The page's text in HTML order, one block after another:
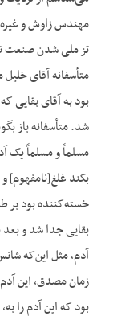
مهندس زاوش و
تز ملی شدن صنعت
متأسفانه آقای
بود به آقای
شد. متأسفانه باز
مسلماً و مسلماً
بکند غلغ[نامفهوم]
خسته‌کننده بود بر
بقایی جدا شد و
آدم، مثل این‌که
زمان مصدق، این
بود که این آدم را